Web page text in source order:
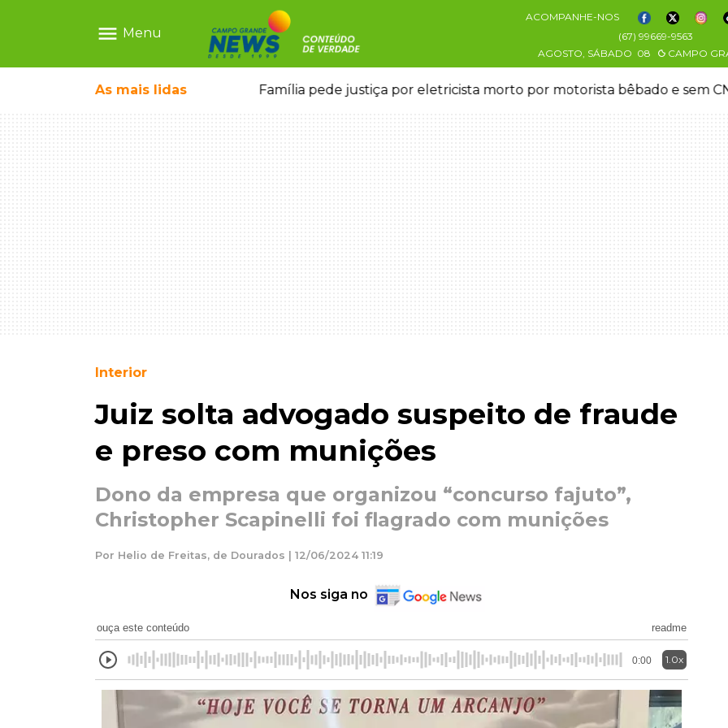
menu Menu
ACOMPANHE-NOS
(67) 99669-9563
AGOSTO, SÁBADO 08 CAMPO
As mais lidas
FAB morrem em confronto Família pede justiça por eletricista morto por motorista bêbado e sem
Interior
Juiz solta advogado suspeito de fraude
e preso com munições
Dono da empresa que organizou “concurso fajuto”,
Christopher Scapinelli foi flagrado com munições
Por Helio de Freitas, de Dourados | 12/06/2024 11:19
Nos siga no
ouça este conteúdo readme
0:00 1.0x